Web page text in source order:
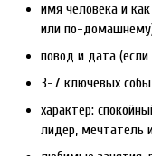
имя человека и
или по-
повод и дата
3-7 ключевых
характер:
лидер, мечтатель